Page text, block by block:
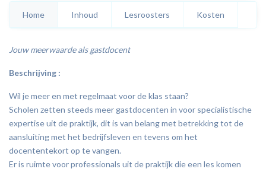
MYB Praktijkdag voor ondernemers
chronische aandoeningen
Presenteren trainen netwerken
overtuiging
Vrouwen en Hormoonhuishouding
Home Inhoud Lesroosters Kosten
Jouw meerwaarde als gastdocent
Beschrijving :
Wil je meer en met regelmaat voor de klas staan?
Scholen zetten steeds meer gastdocenten in voor specialistische
expertise uit de praktijk, dit is van belang met betrekking tot de
aansluiting met het bedrijfsleven en tevens om het
docententekort op te vangen.
Er is ruimte voor professionals uit de praktijk die een les komen